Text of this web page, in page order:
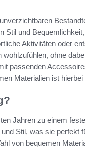
Stil und
Aktivitäten oder
ohne
passenden
Materialien ist
Jahren zu einem
Stil, was sie
von bequemen